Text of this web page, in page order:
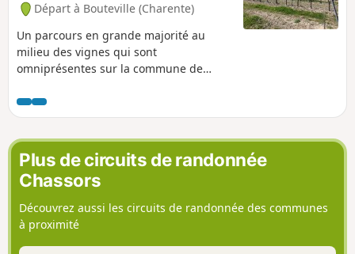
Départ à Bouteville (Charente)
Un parcours en grande majorité au
milieu des vignes qui sont
omniprésentes sur la commune de
privilégiée de la Grande Champagne du
Pays de Cognac. Presque tous les
viticulteurs de Bouteville sont aussi
"bouilleurs de cru".
Plus de circuits de randonnée
Chassors
Découvrez aussi les circuits de randonnée des communes
à proximité